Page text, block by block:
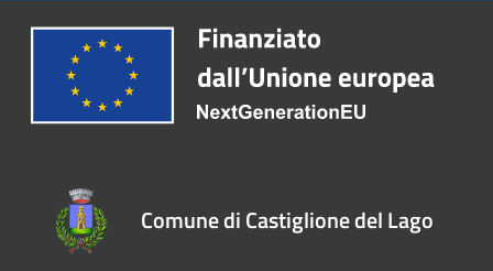
Comune di Castiglione del Lago